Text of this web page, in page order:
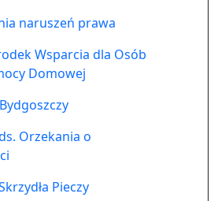
naruszeń prawa
Wsparcia dla Osób
Domowej
Orzekania o
Pieczy